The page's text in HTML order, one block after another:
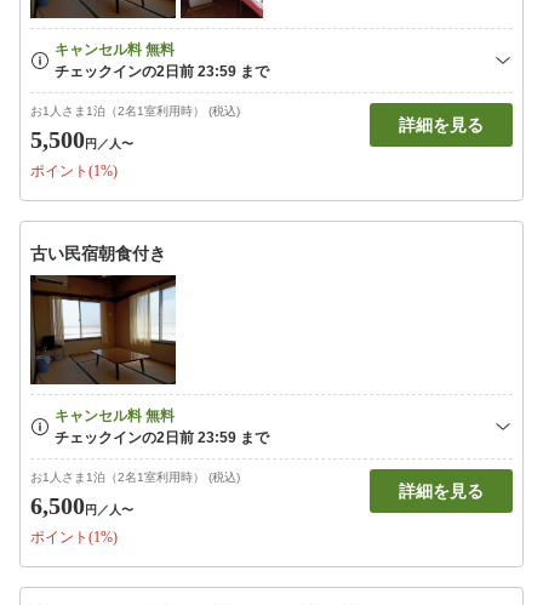
お1人さま1泊（2名1室利用時） (税込)
5,500円 ／人〜
ポイント(1%)
詳細を見る
古い民宿朝食付き
お1人さま1泊（2名1室利用時） (税込)
6,500円 ／人〜
ポイント(1%)
詳細を見る